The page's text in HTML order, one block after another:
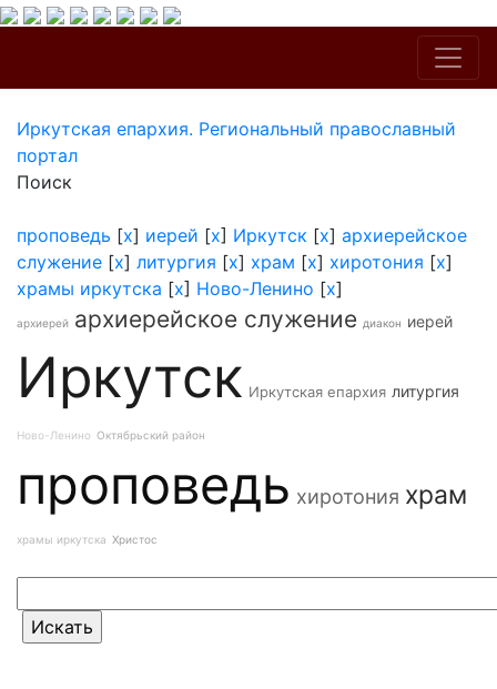
Иркутская епархия. Региональный православный
портал
Поиск
проповедь [x] иерей [x] Иркутск [x] архиерейское
служение [x] литургия [x] храм [x] хиротония [x]
храмы иркутска [x] Ново-Ленино [x]
архиерей архиерейское служение диакон иерей
Иркутск Иркутская епархия литургия
Ново-Ленино Октябрьский район
проповедь хиротония храм
храмы иркутска Христос